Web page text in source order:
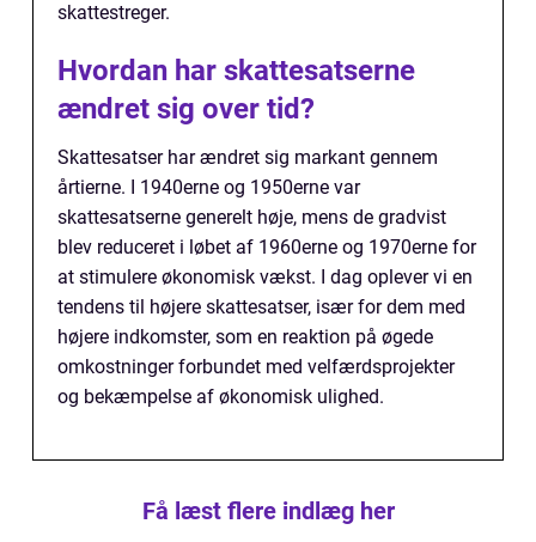
skattestreger.
Hvordan har skattesatserne
ændret sig over tid?
Skattesatser har ændret sig markant gennem
årtierne. I 1940erne og 1950erne var
skattesatserne generelt høje, mens de gradvist
blev reduceret i løbet af 1960erne og 1970erne for
at stimulere økonomisk vækst. I dag oplever vi en
tendens til højere skattesatser, især for dem med
højere indkomster, som en reaktion på øgede
omkostninger forbundet med velfærdsprojekter
og bekæmpelse af økonomisk ulighed.
Få læst flere indlæg her